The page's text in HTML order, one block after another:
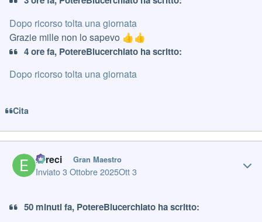
Dopo ricorso tolta una giornata
Grazie mille non lo sapevo 👍 👍
4 ore fa, PotereBlucerchiato ha scritto:
Dopo ricorso tolta una giornata
Cita
Erreci Gran Maestro
Inviato3 Ottobre 2025Ott 3
50 minuti fa, PotereBlucerchiato ha scritto: